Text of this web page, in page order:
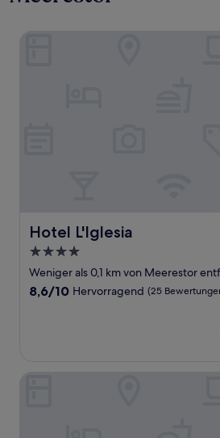
Hotel L'Iglesia
Hotel L'Iglesia
4.0-
Sterne-
Unterkunft
Weniger als 0,1 km von Meerestor
8.6
8,6/10 Hervorragend (25